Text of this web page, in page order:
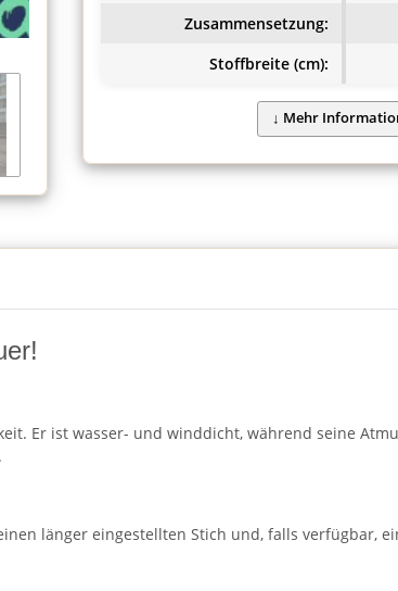
Zusammensetzung:
Stoffbreite (cm):
Er ist wasser- und winddicht, während seine
länger eingestellten Stich und, falls verfügbar,